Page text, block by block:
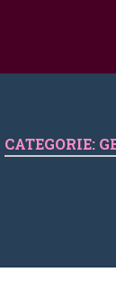
CATEGORIE: